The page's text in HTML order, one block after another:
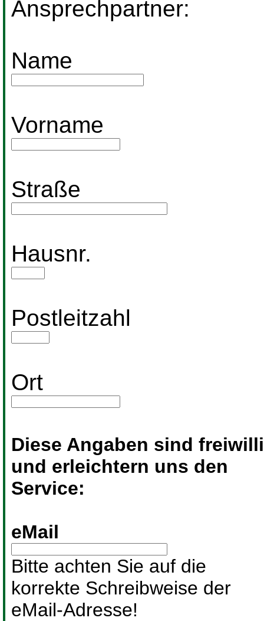
Ansprechpartner:
Name
Vorname
Straße
Hausnr.
Postleitzahl
Ort
Diese Angaben sind
und erleichtern uns den
Service:
eMail
Bitte achten Sie auf die
korrekte Schreibweise der
eMail-Adresse!